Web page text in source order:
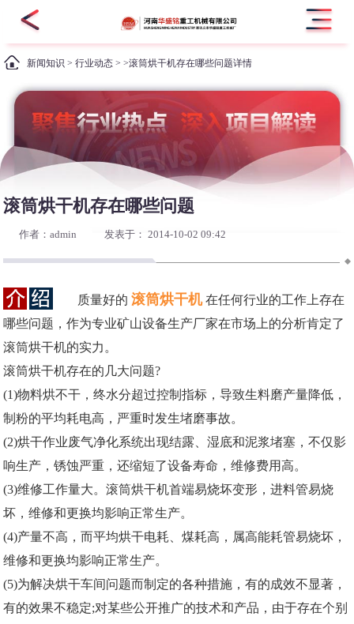
新闻知识 >行业动态 > >滚筒烘干机存在哪些问题详情
滚筒烘干机存在哪些问题
作者：admin 发表于： 2014-10-02 09:42
质量好的 滚筒烘干机 在任何行业的工作上存在
哪些问题，作为专业矿山设备生产厂家在市场上的分析肯定了
滚筒烘干机的实力。
滚筒烘干机存在的几大问题?
(1)物料烘不干，终水分超过控制指标，导致生料磨产量降低，
制粉的平均耗电高，严重时发生堵磨事故。
(2)烘干作业废气净化系统出现结露、湿底和泥浆堵塞，不仅影
响生产，锈蚀严重，还缩短了设备寿命，维修费用高。
(3)维修工作量大。滚筒烘干机首端易烧坏变形，进料管易烧
坏，维修和更换均影响正常生产。
(4)产量不高，而平均烘干电耗、煤耗高，属高能耗管易烧坏，
维修和更换均影响正常生产。
(5)为解决烘干车间问题而制定的各种措施，有的成效不显著，
有的效果不稳定;对某些公开推广的技术和产品，由于存在个别